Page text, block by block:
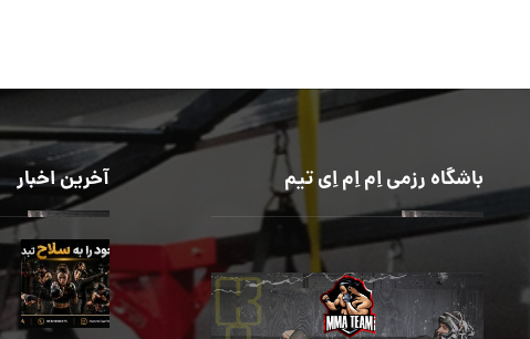
باشگاه رزمی اِم اِم اِی تیم آخرین اخبار